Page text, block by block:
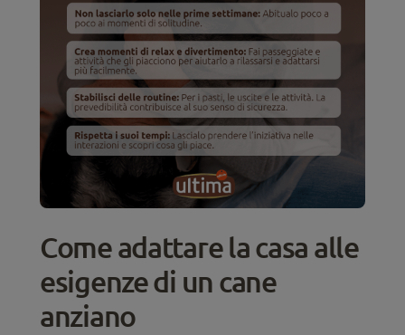
Come adattare la casa alle
esigenze di un cane
anziano